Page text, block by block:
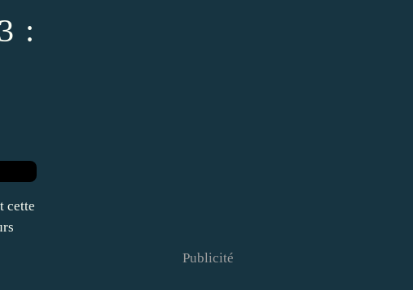
:
cette
Publicité